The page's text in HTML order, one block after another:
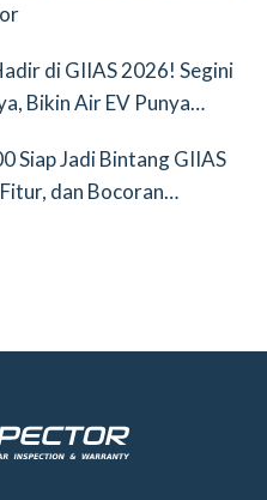
di GIIAS 2026! Segini
Bikin Air EV Punya
Siap Jadi Bintang GIIAS
dan Bocoran